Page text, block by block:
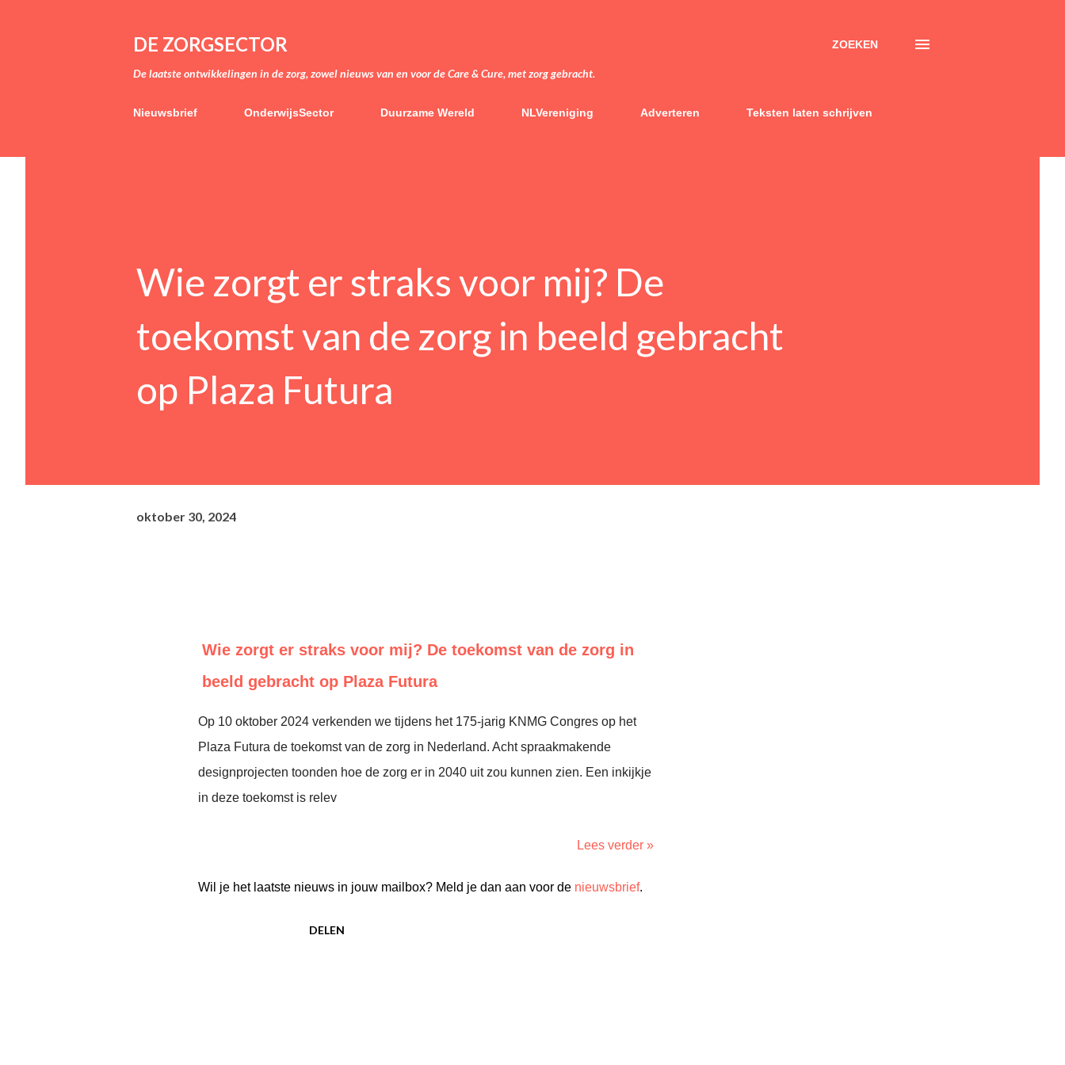
DE ZORGSECTOR
De laatste ontwikkelingen in de zorg, zowel nieuws van en voor de Care & Cure, met zorg gebracht.
ZOEKEN
Nieuwsbrief OnderwijsSector Duurzame Wereld NLVereniging Adverteren Teksten laten schrijven
Wie zorgt er straks voor mij? De
toekomst van de zorg in beeld gebracht
op Plaza Futura
oktober 30, 2024
Wie zorgt er straks voor mij? De toekomst van de zorg in
beeld gebracht op Plaza Futura
Op 10 oktober 2024 verkenden we tijdens het 175-jarig KNMG Congres op het
Plaza Futura de toekomst van de zorg in Nederland. Acht spraakmakende
designprojecten toonden hoe de zorg er in 2040 uit zou kunnen zien. Een inkijkje
in deze toekomst is relev
Lees verder »
Wil je het laatste nieuws in jouw mailbox? Meld je dan aan voor de nieuwsbrief.
DELEN